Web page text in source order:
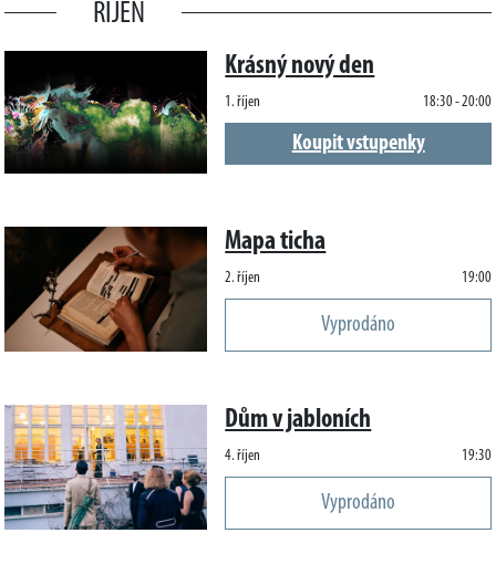
ŘÍJEN
Krásný nový den
1. říjen 18:30 - 20:00
Koupit vstupenky
Mapa ticha
2. říjen 19:00
Vyprodáno
Dům v jabloních
4. říjen 19:30
Vyprodáno